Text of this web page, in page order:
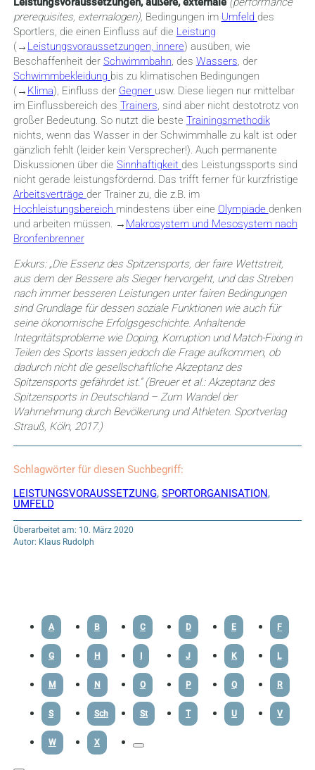
prerequisites, externalogen), Bedingungen im Umfeld des
Sportlers, die einen Einfluss auf die Leistung
(→ Leistungsvoraussetzungen, innere) ausüben, wie
Beschaffenheit der Schwimmbahn, des Wassers, der
Schwimmbekleidung bis zu klimatischen Bedingungen
(→ Klima), Einfluss der Gegner usw. Diese liegen nur mittelbar
im Einflussbereich des Trainers, sind aber nicht destotrotz von
großer Bedeutung. So nutzt die beste Trainingsmethodik
nichts, wenn das Wasser in der Schwimmhalle zu kalt ist oder
gänzlich fehlt (leider kein Versprecher!). Auch permanente
Diskussionen über die Sinnhaftigkeit des Leistungssports sind
nicht gerade leistungsfördernd. Das trifft ferner für kurzfristige
Arbeitsverträge der Trainer zu, die z.B. im
Hochleistungsbereich mindestens über eine Olympiade denken
und arbeiten müssen. → Makrosystemund Mesosystem nach
Bronfenbrenner
Exkurs: „Die Essenz des Spitzensports, der faire Wettstreit,
aus dem der Bessere als Sieger hervorgeht, und das Streben
nach immer besseren Leistungen unter fairen Bedingungen
sind Grundlage für dessen soziale Funktionen wie auch für
seine ökonomische Erfolgsgeschichte. Anhaltende
Integritätsprobleme wie Doping, Korruption und Match-Fixing in
Teilen des Sports lassen jedoch die Frage aufkommen, ob
dadurch nicht die gesellschaftliche Akzeptanz des
Spitzensports gefährdet ist.“ (Breuer et al.: Akzeptanz des
Spitzensports in Deutschland – Zum Wandel der
Wahrnehmung durch Bevölkerung und Athleten. Sportverlag
Strauß, Köln, 2017.)
Schlagwörter für diesen Suchbegriff:
LEISTUNGSVORAUSSETZUNG, SPORTORGANISATION,
UMFELD
Überarbeitet am: 10. März 2020
Autor: Klaus Rudolph
A B C D E F
G H I J K L
M N O P Q R
S Sch St T U V
W X